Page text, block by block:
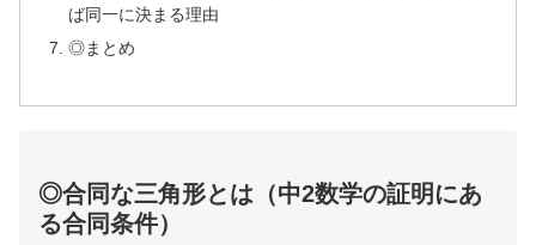
ば同一に決まる理由
◎まとめ
◎合同な三角形とは（中2数学の証明にあ
る合同条件）